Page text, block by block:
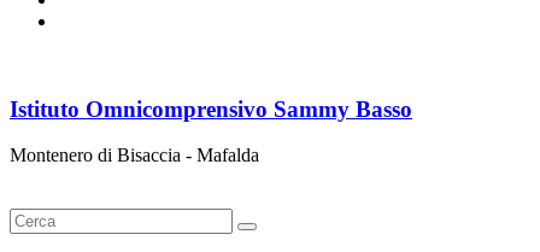
Istituto Omnicomprensivo Sammy Basso
Montenero di Bisaccia - Mafalda